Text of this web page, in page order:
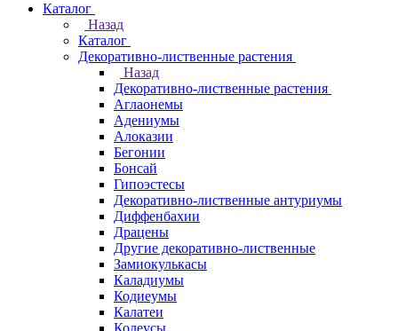
Каталог
Назад
Каталог
Декоративно-лиственные растения
Назад
Декоративно-лиственные растения
Аглаонемы
Адениумы
Алоказии
Бегонии
Бонсай
Гипоэстесы
Декоративно-лиственные антуриумы
Диффенбахии
Драцены
Другие декоративно-лиственные
Замиокулькасы
Каладиумы
Кодиеумы
Калатеи
Колеусы